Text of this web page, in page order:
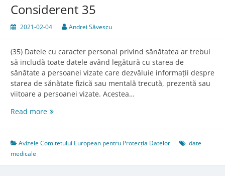
Considerent 35
2021-02-04 Andrei Săvescu
(35) Datele cu caracter personal privind sănătatea ar trebui
să includă toate datele având legătură cu starea de
sănătate a persoanei vizate care dezvăluie informații despre
starea de sănătate fizică sau mentală trecută, prezentă sau
viitoare a persoanei vizate. Acestea…
Read moreConsiderent
Avizele Comitetului European pentru Protecția Datelor
date
medicale